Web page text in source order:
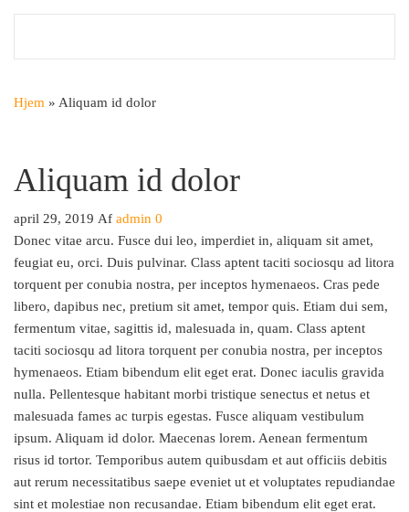
Hjem » Aliquam id dolor
Aliquam id dolor
april 29, 2019 Af admin 0
Donec vitae arcu. Fusce dui leo, imperdiet in, aliquam sit amet,
feugiat eu, orci. Duis pulvinar. Class aptent taciti sociosqu ad litora
torquent per conubia nostra, per inceptos hymenaeos. Cras pede
libero, dapibus nec, pretium sit amet, tempor quis. Etiam dui sem,
fermentum vitae, sagittis id, malesuada in, quam. Class aptent
taciti sociosqu ad litora torquent per conubia nostra, per inceptos
hymenaeos. Etiam bibendum elit eget erat. Donec iaculis gravida
nulla. Pellentesque habitant morbi tristique senectus et netus et
malesuada fames ac turpis egestas. Fusce aliquam vestibulum
ipsum. Aliquam id dolor. Maecenas lorem. Aenean fermentum
risus id tortor. Temporibus autem quibusdam et aut officiis debitis
aut rerum necessitatibus saepe eveniet ut et voluptates repudiandae
sint et molestiae non recusandae. Etiam bibendum elit eget erat.